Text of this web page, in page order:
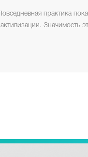
Повседневная практика
активизации. Значимость